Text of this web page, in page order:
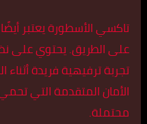
تاكسي الأسطورة يعتبر أيضًا
على الطريق. يحتوي على
تجربة ترفيهية فريدة أثناء
الأمان المتقدمة التي
محتملة.